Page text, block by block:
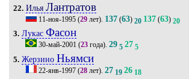
22. ИльяЛантратов
11-ноя-1995 (29 лет). 137 (63) 20 137 (63) 20
3. ЛукасФасон
30-май-2001 (23 года).29 5 27 5
5. Жерзино Ньямси
22-янв-1997 (28 лет).27 19 26 18